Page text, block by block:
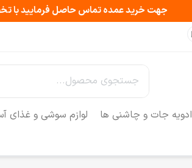
جهت خرید عمده تماس حاصل فرمایید با
ادویه جات و چاشنی ها لوازم سوشی و غذای